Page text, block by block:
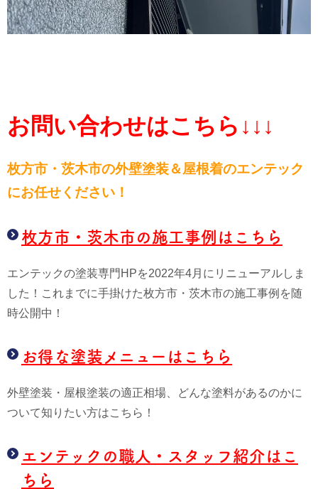
お問い合わせはこちら↓↓↓
枚方市・茨木市の外壁塗装＆屋根着のエンテック
にお任せください！
枚方市・茨木市の施工事例はこちら
エンテックの塗装専門HPを2022年4月にリニューアルしま
した！これまでに手掛けた枚方市・茨木市の施工事例を随
時公開中！
お得な塗装メニューはこちら
外壁塗装・屋根塗装の適正相場、どんな塗料があるのかに
ついて知りたい方はこちら！
エンテックの職人・スタッフ紹介はこ
ちら